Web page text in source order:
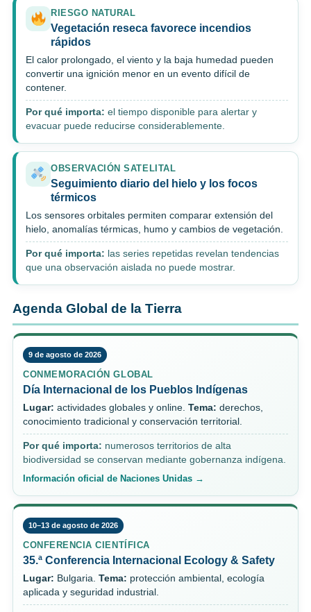
RIESGO NATURAL
Vegetación reseca favorece incendios
rápidos
El calor prolongado, el viento y la baja humedad pueden
convertir una ignición menor en un evento difícil de
contener.
Por qué importa: el tiempo disponible para alertar y
evacuar puede reducirse considerablemente.
OBSERVACIÓN SATELITAL
Seguimiento diario del hielo y los focos
térmicos
Los sensores orbitales permiten comparar extensión del
hielo, anomalías térmicas, humo y cambios de vegetación.
Por qué importa: las series repetidas revelan tendencias
que una observación aislada no puede mostrar.
Agenda Global de la Tierra
9 de agosto de 2026
CONMEMORACIÓN GLOBAL
Día Internacional de los Pueblos Indígenas
Lugar: actividades globales y online. Tema: derechos,
conocimiento tradicional y conservación territorial.
Por qué importa: numerosos territorios de alta
biodiversidad se conservan mediante gobernanza indígena.
Información oficial de Naciones Unidas →
10–13 de agosto de 2026
CONFERENCIA CIENTÍFICA
35.ª Conferencia Internacional Ecology & Safety
Lugar: Bulgaria. Tema: protección ambiental, ecología
aplicada y seguridad industrial.